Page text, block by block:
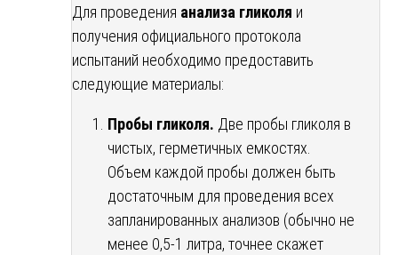
Для проведения анализа гликоля и
получения официального протокола
испытаний необходимо предоставить
следующие материалы:
Пробы гликоля. Две пробы гликоля в
чистых, герметичных емкостях.
Объем каждой пробы должен быть
достаточным для проведения всех
запланированных анализов (обычно не
менее 0,5-1 литра, точнее скажет